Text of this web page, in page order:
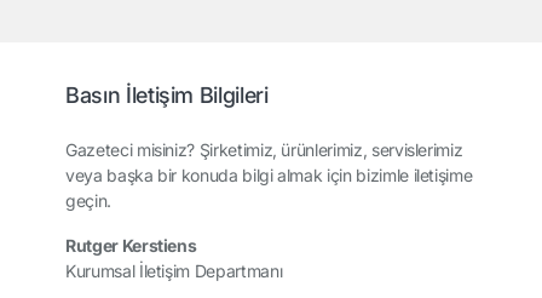
Basın İletişim Bilgileri
Gazeteci misiniz? Şirketimiz, ürünlerimiz, servislerimiz
veya başka bir konuda bilgi almak için bizimle iletişime
geçin.
Rutger Kerstiens
Kurumsal İletişim Departmanı